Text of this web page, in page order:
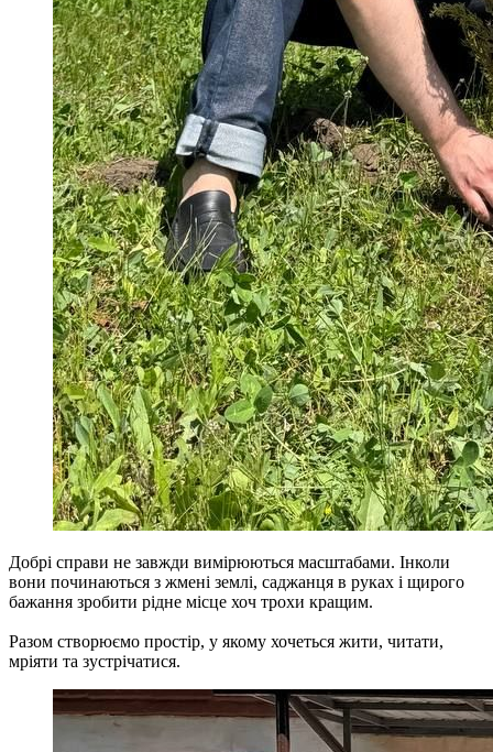
Добрі справи не завжди вимірюються масштабами. Інколи
вони починаються з жмені землі, саджанця в руках і щирого
бажання зробити рідне місце хоч трохи кращим.
Разом створюємо простір, у якому хочеться жити, читати,
мріяти та зустрічатися.